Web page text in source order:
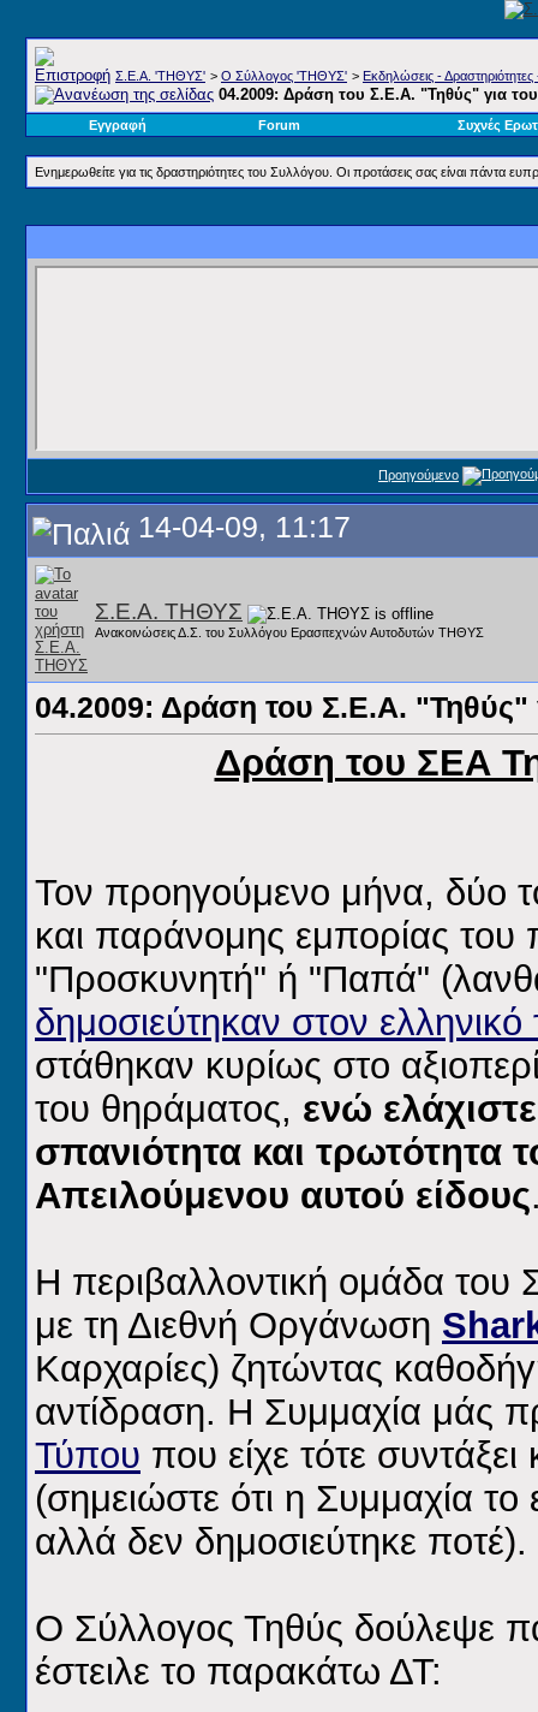
Σ.E.A. 'ΤΗΘΥΣ' > Ο Σύλλογος 'ΤΗΘΥΣ' > Εκδηλώσεις -
04.2009: Δράση του Σ.Ε.Α. "Τηθύς" για
Εγγραφή Forum Συχνές
Ενημερωθείτε για τις δραστηριότητες του Συλλόγου. Οι προτάσεις σας είναι πάντα
Προηγούμενο
14-04-09, 11:17
Σ.Ε.Α. ΤΗΘΥΣ
Ανακοινώσεις Δ.Σ. του Συλλόγου Ερασιτεχνών Αυτοδυτών ΤΗΘΥΣ
04.2009: Δράση του Σ.Ε.Α. "Τηθύς"
Δράση του ΣΕΑ
Τον προηγούμενο μήνα, δύο
και παράνομης εμπορίας
"Προσκυνητή" ή "Παπά"
δημοσιεύτηκαν στον ελληνικό
στάθηκαν κυρίως στο
του θηράματος, ενώ
σπανιότητα και τρωτότητα
Απειλούμενου αυτού είδους
Η περιβαλλοντική ομάδα
με τη Διεθνή Οργάνωση
Καρχαρίες) ζητώντας
αντίδραση. Η Συμμαχία μάς
Τύπου που είχε τότε
(σημειώστε ότι η Συμμαχία το
αλλά δεν δημοσιεύτηκε ποτέ).
Ο Σύλλογος Τηθύς δούλεψε
έστειλε το παρακάτω ΔΤ: